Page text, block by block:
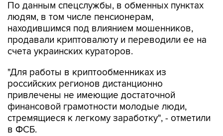
По данным спецслужбы, в обменных пунктах
людям, в том числе пенсионерам,
находившимся под влиянием мошенников,
продавали криптовалюту и переводили ее на
счета украинских кураторов.
"Для работы в криптообменниках из
российских регионов дистанционно
привлечены не имеющие достаточной
финансовой грамотности молодые люди,
стремящиеся к легкому заработку", - отметили
в ФСБ.